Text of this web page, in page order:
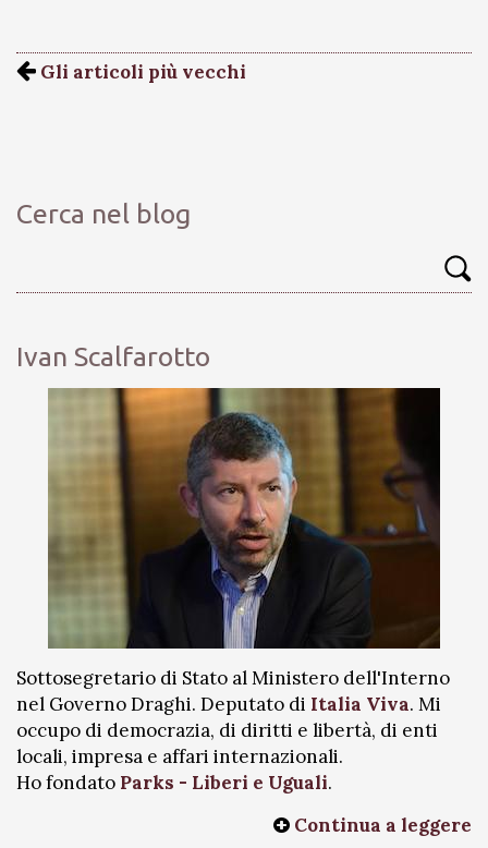
Gli articoli più vecchi
Cerca nel blog
Ivan Scalfarotto
Sottosegretario di Stato al Ministero dell'Interno
nel Governo Draghi. Deputato di Italia Viva. Mi
occupo di democrazia, di diritti e libertà, di enti
locali, impresa e affari internazionali.
Ho fondato Parks - Liberi e Uguali.
Continua a leggere